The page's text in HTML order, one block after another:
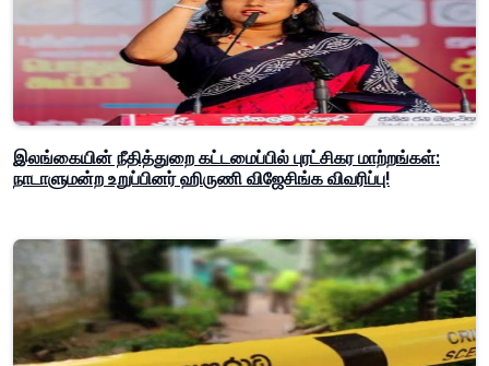
இலங்கையின் நீதித்துறை கட்டமைப்பில் புரட்சிகர மாற்றங்கள்:
நாடாளுமன்ற உறுப்பினர் ஹிருணி விஜேசிங்க விவரிப்பு!